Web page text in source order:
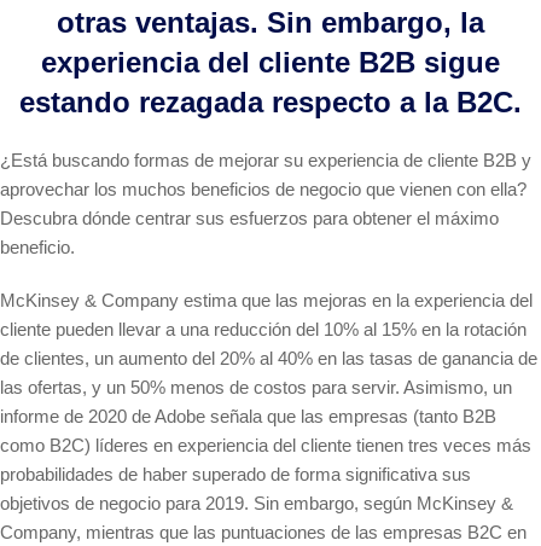
otras ventajas. Sin embargo, la
experiencia del cliente B2B sigue
estando rezagada respecto a la B2C.
¿Está buscando formas de mejorar su experiencia de cliente B2B y
aprovechar los muchos beneficios de negocio que vienen con ella?
Descubra dónde centrar sus esfuerzos para obtener el máximo
beneficio.
McKinsey & Company estima que las mejoras en la experiencia del
cliente pueden llevar a una reducción del 10% al 15% en la rotación
de clientes, un aumento del 20% al 40% en las tasas de ganancia de
las ofertas, y un 50% menos de costos para servir. Asimismo, un
informe de 2020 de Adobe señala que las empresas (tanto B2B
como B2C) líderes en experiencia del cliente tienen tres veces más
probabilidades de haber superado de forma significativa sus
objetivos de negocio para 2019. Sin embargo, según McKinsey &
Company, mientras que las puntuaciones de las empresas B2C en